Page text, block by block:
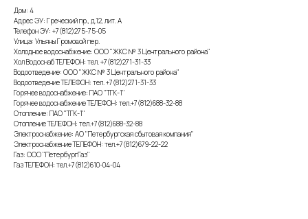
Дом: 4
Адрес ЭУ: Греческий пр., д.12, лит. А
Телефон ЭУ: +7(812)275-75-05
Улица: Ульяны Громовой пер.
Холодное водоснабжение: ООО "ЖКС № 3 Центрального района"
Хол Водоснаб ТЕЛЕФОН: тел. +7(812)271-31-33
Водоотведение: ООО "ЖКС № 3 Центрального района"
Водоотведение ТЕЛЕФОН: тел. +7(812)271-31-33
Горячее водоснабжение: ПАО "ТГК-1"
Горячее водоснабжение ТЕЛЕФОН: тел.+7(812)688-32-88
Отопление: ПАО "ТГК-1"
Отопление ТЕЛЕФОН: тел.+7(812)688-32-88
Электроснабжение: АО "Петербургская сбытовая компания"
Электроснабжение ТЕЛЕФОН: тел.+7(812)679-22-22
Газ: ООО "ПетербургГаз"
Газ ТЕЛЕФОН: тел.+7(812)610-04-04